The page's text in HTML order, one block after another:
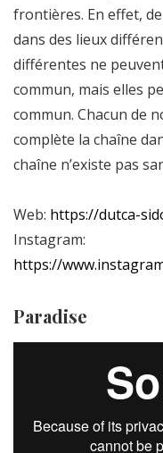
frontières. En effet,
dans des lieux
différentes ne
commun, mais elles
commun. Chacun de
complète la chaîne
chaîne n’existe pas
Web: https://dutca-
Instagram:
https://
Paradise